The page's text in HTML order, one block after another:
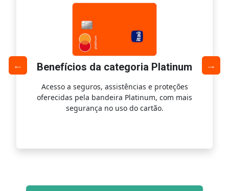
Benefícios da categoria Platinum
Acesso a seguros, assistências e proteções
oferecidas pela bandeira Platinum, com mais
segurança no uso do cartão.